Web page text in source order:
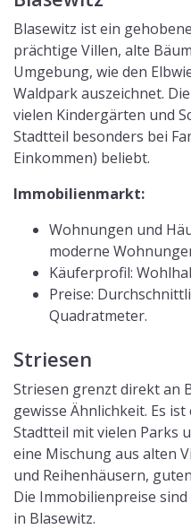
Blasewitz ist ein
prächtige Villen, alte
Umgebung, wie den
Waldpark auszeichnet.
vielen Kindergärten und
Stadtteil besonders bei
Einkommen) beliebt.
Immobilienmarkt:
Wohnungen und
moderne
Käuferprofil:
Preise:
Quadratmeter.
Striesen
Striesen grenzt direkt an
gewisse Ähnlichkeit. Es
Stadtteil mit vielen Parks
eine Mischung aus alten
und Reihenhäusern,
Die Immobilienpreise
in Blasewitz.